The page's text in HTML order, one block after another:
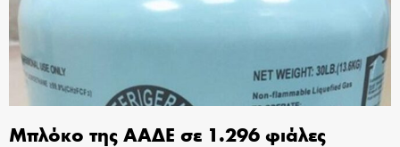
Μπλόκο της ΑΑΔΕ σε 1.296 φιάλες